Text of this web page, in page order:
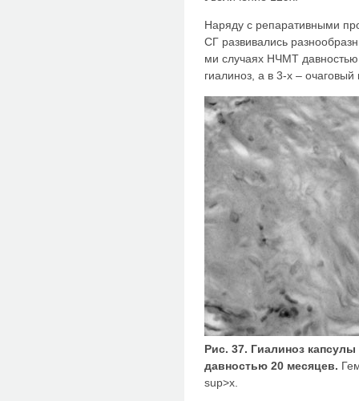
Наряду с репаративными
СГ развивались
ми случаях НЧМТ
гиалиноз, а в 3-х –
Рис. 37. Гиалиноз
давностью 20 месяцев.
sup>х.